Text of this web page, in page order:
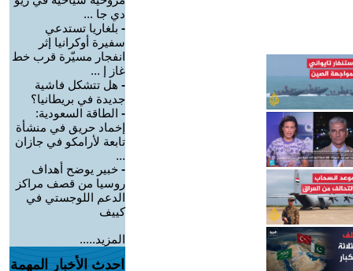
دي جا ...
- بلغاريا تستدعي
سفيرة أوكرانيا إثر
انفجار مسيّرة قرب خط
غاز إ ...
- هل تتشكل فاشية
جديدة في بريطانيا؟
- الطاقة السعودية:
إخماد حريق في منشأة
تابعة لأرامكو في جازان
...
- خبير يوضح أهداف
روسيا من قصف مراكز
الدعم اللوجستي في
كييف
المزيد.....
احدث الأخبار المهمة